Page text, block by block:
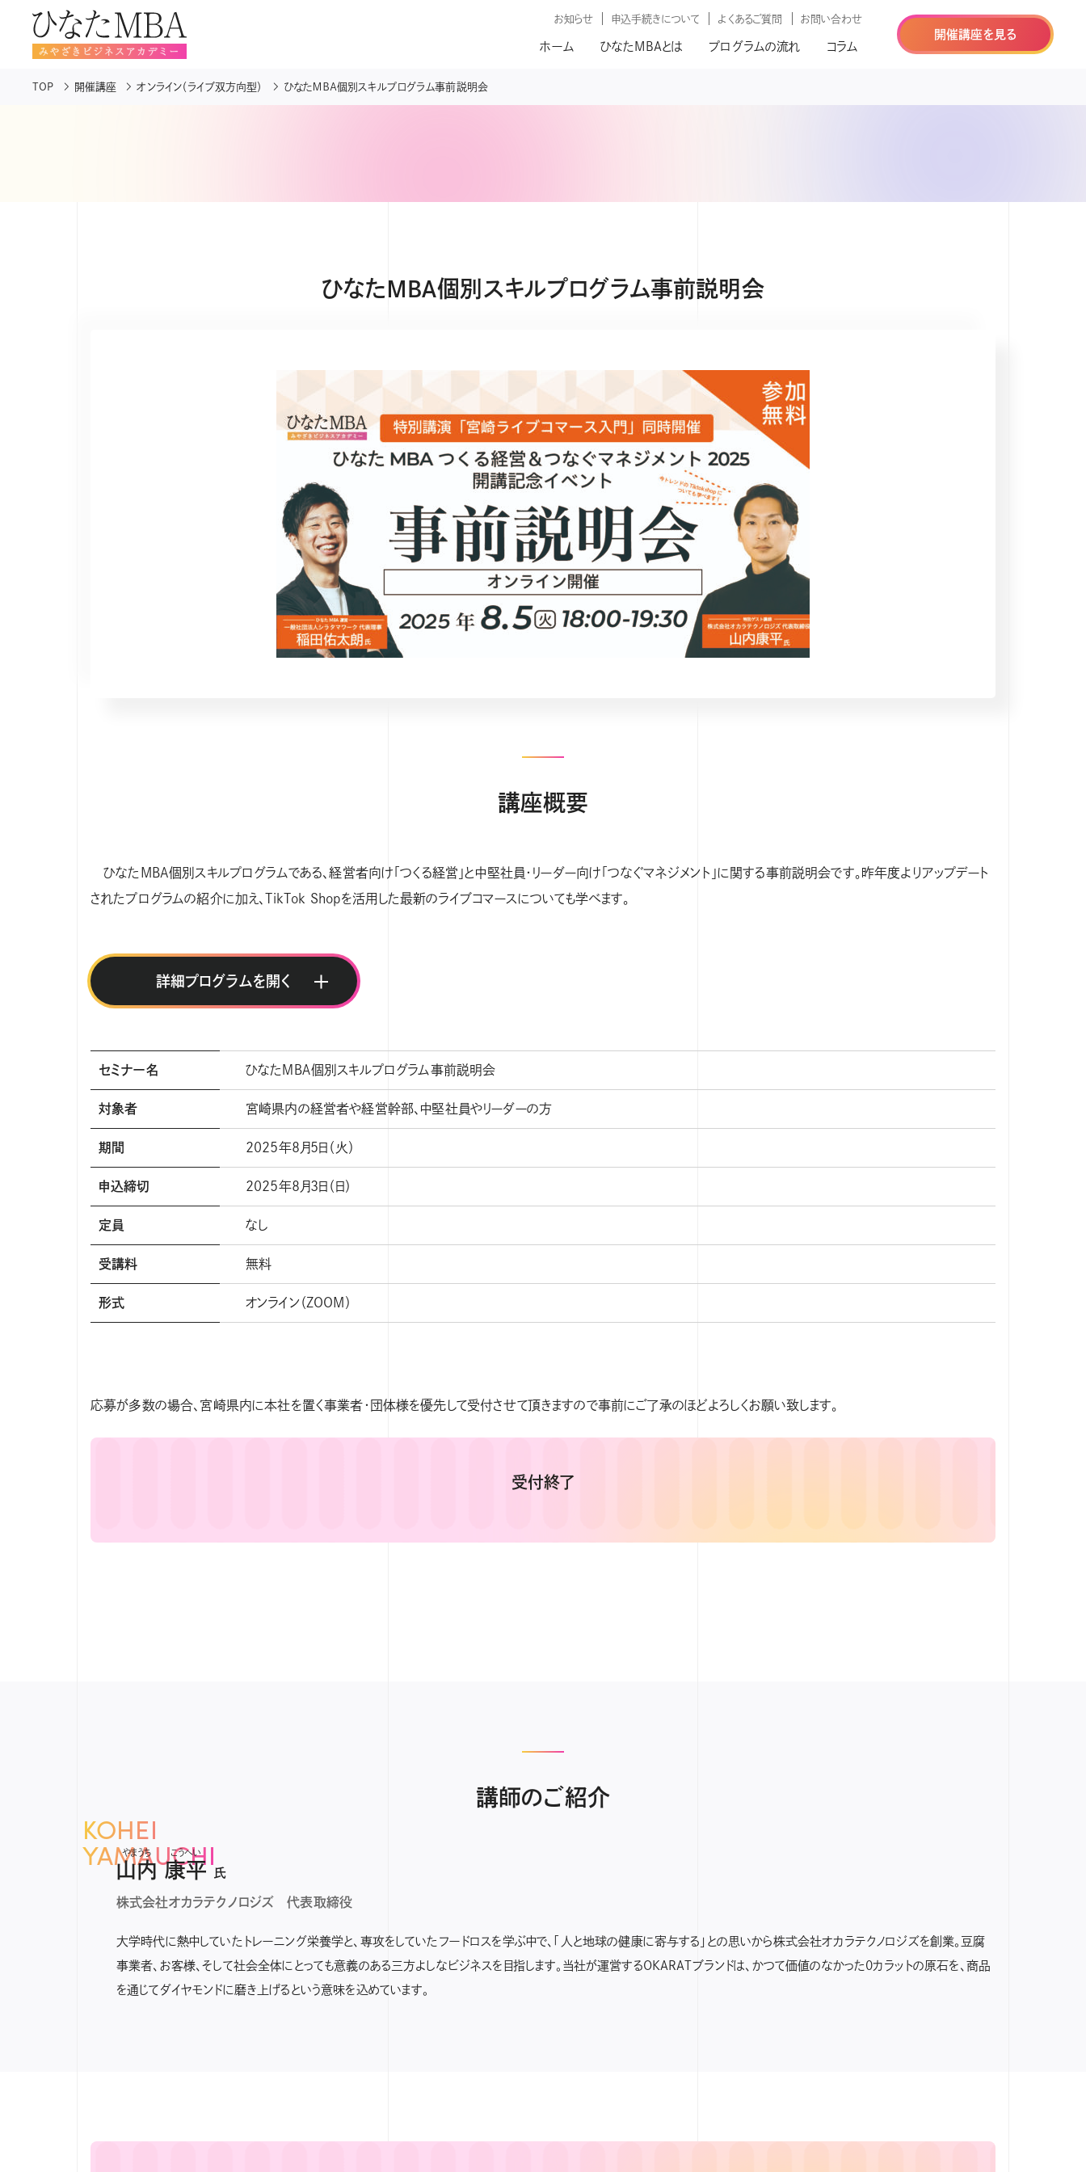
お知らせ 申込手続きについて よくあるご質問 お問い合わせ
ホーム ひなたMBAとは プログラムの流れ コラム
開催講座を見る
TOP 開催講座 オンライン（ライブ双方向型） ひなたＭＢＡ個別スキルプログラム事前説明会
ひなたＭＢＡ個別スキルプログラム事前説明会
講座概要
ひなたMBA個別スキルプログラムである、経営者向け「つくる経営」と中堅社員・リーダー向け「つなぐマネジメント」に関する事前説明会です。昨年度よりアップデート
されたプログラムの紹介に加え、TikTok Shopを活用した最新のライブコマースについても学べます。
詳細プログラムを
2025年8月5日（火）
②ライブコマースを自社ビジネスに活かす-TikTok Shopの攻略法-
オンライン（ZOOM）
セミナー名 ひなたＭＢＡ個別スキルプログラム事前説明会
対象者 宮崎県内の経営者や経営幹部、中堅社員やリーダーの方
期間 2025年8月5日（火）
申込締切 2025年8月3日（日）
定員 なし
受講料 無料
形式 オンライン（ZOOM）
応募が多数の場合、宮崎県内に本社を置く事業者・団体様を優先して受付させて頂きますので事前にご了承のほどよろしくお願い致します。
受付終了
講師のご紹介
KOHEI
YAMAUCHI
山内 康平 氏
株式会社オカラテクノロジズ 代表取締役
大学時代に熱中していたトレーニング栄養学と、専攻をしていたフードロスを学ぶ中で、「人と地球の健康に寄与する」との思いから株式会社オカラテクノロジズを創業。豆腐
事業者、お客様、そして社会全体にとっても意義のある三方よしなビジネスを目指します。当社が運営するOKARATブランドは、かつて価値のなかった0カラットの原石を、商品
を通じてダイヤモンドに磨き上げるという意味を込めています。